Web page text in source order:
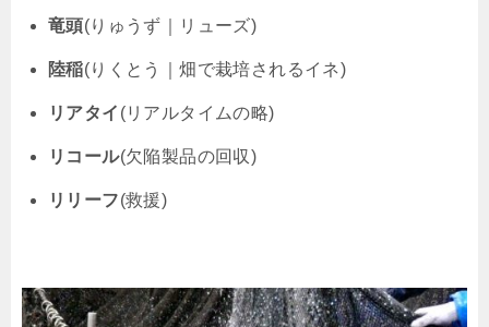
竜頭(りゅうず｜リューズ)
陸稲(りくとう｜畑で栽培されるイネ)
リアタイ (リアルタイムの略)
リコール(欠陥製品の回収)
リリーフ(救援)